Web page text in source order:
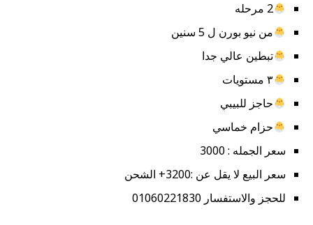
2 مرحله
من نيو بورن ل 5 سنين
تبطين عالي جدا
٣ مستويات
حاجز للبيبي
حزام خماسي
سعر الجمله : 3000
سعر البيع لا يقل عن :3200+ الشحن
للحجز والاستفسار 01060221830